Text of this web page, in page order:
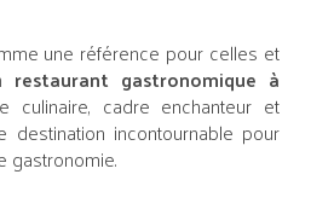
une référence pour celles et
restaurant gastronomique à
culinaire, cadre enchanteur et
destination incontournable pour
gastronomie.